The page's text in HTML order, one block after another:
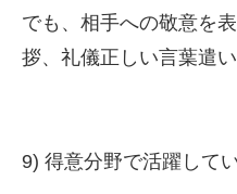
でも、相手への敬意を
拶、礼儀正しい言葉遣い
9) 得意分野で活躍して